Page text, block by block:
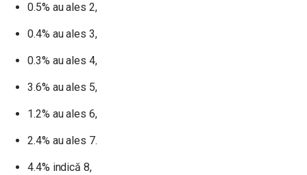
0.5% au ales 2,
0.4% au ales 3,
0.3% au ales 4,
3.6% au ales 5,
1.2% au ales 6,
2.4% au ales 7.
4.4% indică 8,